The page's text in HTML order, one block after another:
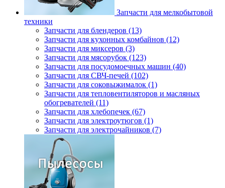
Запчасти для мелкобытовой
техники
Запчасти для блендеров (13)
Запчасти для кухонных комбайнов (12)
Запчасти для миксеров (3)
Запчасти для мясорубок (123)
Запчасти для посудомоечных машин (40)
Запчасти для СВЧ-печей (102)
Запчасти для соковыжималок (1)
Запчасти для тепловентиляторов и масляных
обогревателей (11)
Запчасти для хлебопечек (67)
Запчасти для электроутюгов (1)
Запчасти для электрочайников (7)